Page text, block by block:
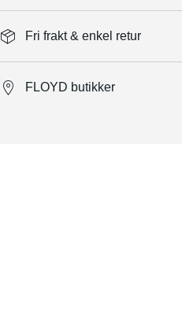
Fri frakt & enkel retur
FLOYD butikker